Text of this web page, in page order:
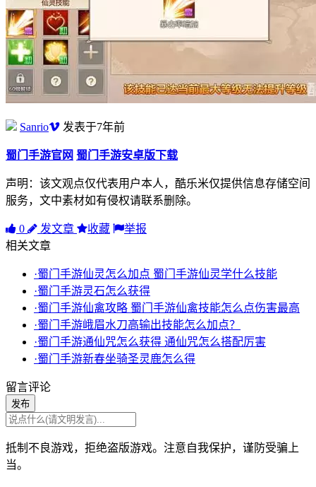
Sanrio 发表于7年前
蜀门手游官网 蜀门手游安卓版下载
声明：该文观点仅代表用户本人，酷乐米仅提供信息存储空间
服务，文中素材如有侵权请联系删除。
0 发文章 收藏
举报
相关文章
·蜀门手游仙灵怎么加点 蜀门手游仙灵学什么技能
·蜀门手游灵石怎么获得
·蜀门手游仙禽攻略 蜀门手游仙禽技能怎么点伤害最高
·蜀门手游峨眉水刀高输出技能怎么加点？
·蜀门手游通仙咒怎么获得 通仙咒怎么搭配厉害
·蜀门手游新春坐骑圣灵鹿怎么得
留言评论
发布
抵制不良游戏，拒绝盗版游戏。注意自我保护，谨防受骗上
当。